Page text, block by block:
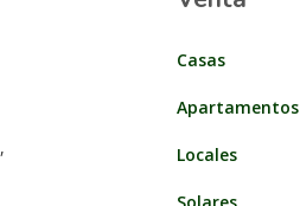
Casas
Apartamentos
Locales